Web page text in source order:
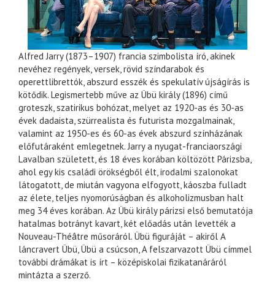
Alfred Jarry (1873–1907) francia szimbolista író, akinek
nevéhez regények, versek, rövid színdarabok és
operettlibrettók, abszurd esszék és spekulatív újságírás is
kötődik. Legismertebb műve az Übü király (1896) című
groteszk, szatirikus bohózat, melyet az 1920-as és 30-as
évek dadaista, szürrealista és futurista mozgalmainak,
valamint az 1950-es és 60-as évek abszurd színházának
előfutáraként emlegetnek. Jarry a nyugat-franciaországi
Lavalban született, és 18 éves korában költözött Párizsba,
ahol egy kis családi örökségből élt, irodalmi szalonokat
látogatott, de miután vagyona elfogyott, káoszba fulladt
az élete, teljes nyomorúságban és alkoholizmusban halt
meg 34 éves korában. Az Übü király párizsi első bemutatója
hatalmas botrányt kavart, két előadás után levették a
Nouveau-Théâtre műsoráról. Übü figuráját – akiről A
láncravert Übü, Übü a csúcson, A felszarvazott Übü címmel
további drámákat is írt – középiskolai fizikatanáráról
mintázta a szerző.